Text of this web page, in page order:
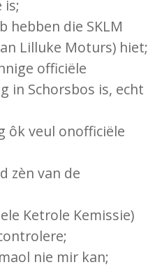
is;
hebben die SKLM
Lilluke Moturs) hiet;
officiële
in Schorsbos is, echt
ôk veul onofficiële
zèn van de
Ketrole Kemissie)
nie mir kan;